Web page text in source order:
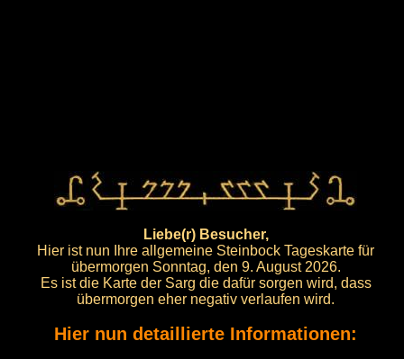
Liebe(r) Besucher,
Hier ist nun Ihre allgemeine Steinbock Tageskarte für
übermorgen Sonntag, den 9. August 2026.
Es ist die Karte der Sarg die dafür sorgen wird, dass
übermorgen eher negativ verlaufen wird.
Hier nun detaillierte Informationen: